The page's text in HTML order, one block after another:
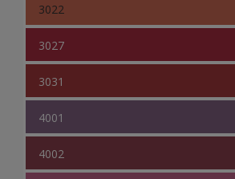
3022
3027
3031
4001
4002